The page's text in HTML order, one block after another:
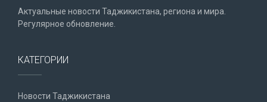
Актуальные новости Таджикистана, региона и мира.
Регулярное обновление.
КАТЕГОРИИ
Новости Таджикистана